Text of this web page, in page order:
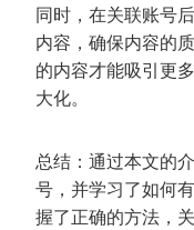
同时，在关联账号
内容，确保内容的
的内容才能吸引更
大化。
总结：通过本文的
号，并学习了如何
握了正确的方法，